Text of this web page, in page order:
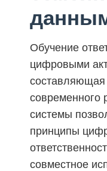
Обучение
цифровыми
составляющая
современного
системы
принципы
совместное